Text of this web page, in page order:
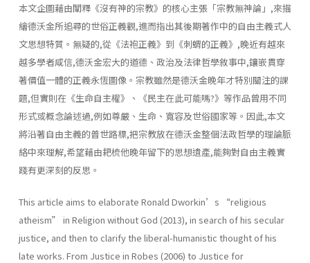
本文企圖藉由闡釋《沒有神的宗教》的核心主張「宗教無神論」,來描
繪德沃金所追尋的世俗正義觀,進而指出其後期著作中的自由主義式人
文思想特質。無疑的,從《法袍正義》到《刺蝟的正義》,晚近有越來
越多學者咸信,德沃金宏大的道德、政治及法律哲學敘事中,鑲嵌貫穿
著價值一體的正義永恆圖像。宗教雖然是德沃金晚年才特別關注的課
題,但實則在《生命自主權》、《民主在此可能嗎?》等作品曾用不同
形式或概念論述過,例如尊嚴、生命、寬容及世俗國家等。因此,本文
將沿著自由主義的普世路標,把宗教放在德沃金整個法政哲學的理論脈
絡中來理解,希望藉由耙梳他晚年留下的思想遺產,能夠對自由主義實
踐有更深刻的反思。
This article aims to elaborate Ronald Dworkin’s “religious
atheism” in Religion without God (2013), in search of his secular
justice, and then to clarify the liberal-humanistic thought of his
late works. From Justice in Robes (2006) to Justice for